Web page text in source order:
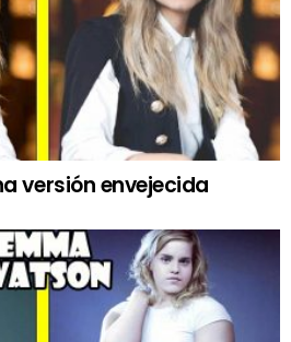
versión envejecida